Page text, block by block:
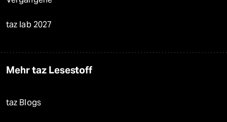
taz lab 2027
Mehr taz Lesestoff
taz Blogs